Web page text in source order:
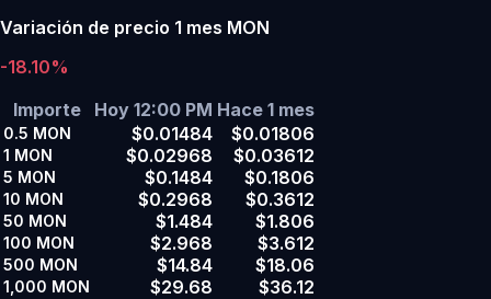
Variación de precio 1 mes MON
-18.10%
Importe
Hoy 12:00 PM Hace 1 mes
0.5 MON $0.01484 $0.01806
1 MON $0.02968 $0.03612
5 MON $0.1484 $0.1806
10 MON $0.2968 $0.3612
50 MON $1.484 $1.806
100 MON $2.968 $3.612
500 MON $14.84 $18.06
1,000 MON $29.68
$36.12